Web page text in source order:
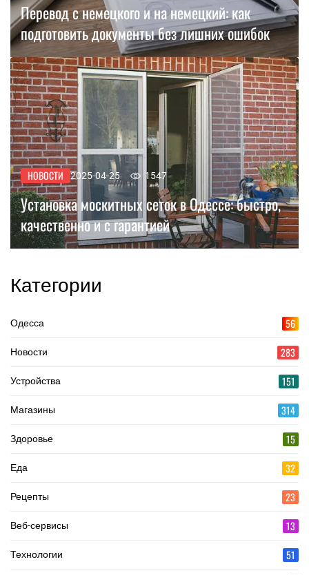
Перевод с немецкого и на немецкий: как
подготовить документы без лишних ошибок
НОВОСТИ 2025-04-25 1547
Установка москитных сеток в Одессе: быстро,
качественно и с гарантией
Категории
Одесса 56
Новости 283
Устройства 151
Магазины 314
Здоровье 15
Еда 32
Рецепты 23
Веб-сервисы 13
Технологии 51